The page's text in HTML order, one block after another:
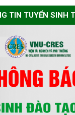
đủ điều kiện
trình đào tạo
ngành Môi
TIN TUYỂN SINH